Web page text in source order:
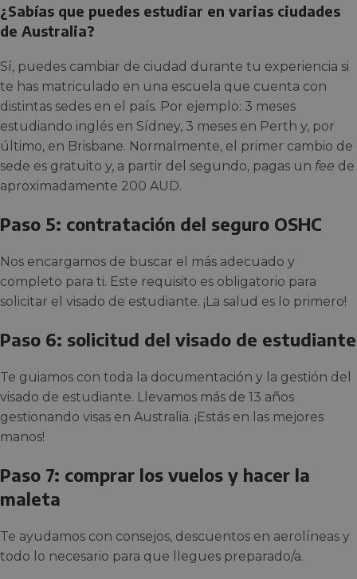
¿Sabías que puedes estudiar en varias ciudades
de Australia?
Sí, puedes cambiar de ciudad durante tu experiencia si
te has matriculado en una escuela que cuenta con
distintas sedes en el país. Por ejemplo: 3 meses
estudiando inglés en Sídney, 3 meses en Perth y, por
último, en Brisbane. Normalmente, el primer cambio de
sede es gratuito y, a partir del segundo, pagas un fee de
aproximadamente 200 AUD.
Paso 5: contratación del seguro OSHC
Nos encargamos de buscar el más adecuado y
completo para ti. Este requisito es obligatorio para
solicitar el visado de estudiante. ¡La salud es lo primero!
Paso 6: solicitud del visado de estudiante
Te guiamos con toda la documentación y la gestión del
visado de estudiante. Llevamos más de 13 años
gestionando visas en Australia. ¡Estás en las mejores
manos!
Paso 7: comprar los vuelos y hacer la
maleta
Te ayudamos con consejos, descuentos en aerolíneas y
todo lo necesario para que llegues preparado/a.